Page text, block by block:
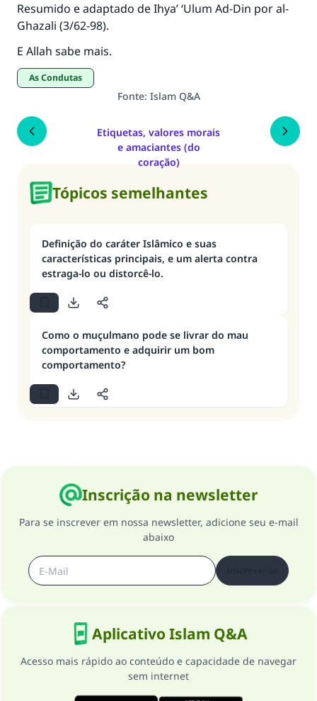
Resumido e adaptado deIhya’ ‘Ulum Ad-Din por al-
Ghazali (3/62-98).
E Allah sabe mais.
As Condutas
Fonte: Islam Q&A
Etiquetas, valores morais
e amaciantes (do
coração)
Tópicos semelhantes
Definição do caráter Islâmico e suas
características principais, e um alerta contra
estraga-lo ou distorcê-lo.
Como o muçulmano pode se livrar do mau
comportamento e adquirir um bom
comportamento?
Inscrição na newsletter
Para se inscrever em nossa newsletter, adicione seu e-mail
abaixo
Aplicativo Islam Q&A
Acesso mais rápido ao conteúdo e capacidade de navegar
sem internet